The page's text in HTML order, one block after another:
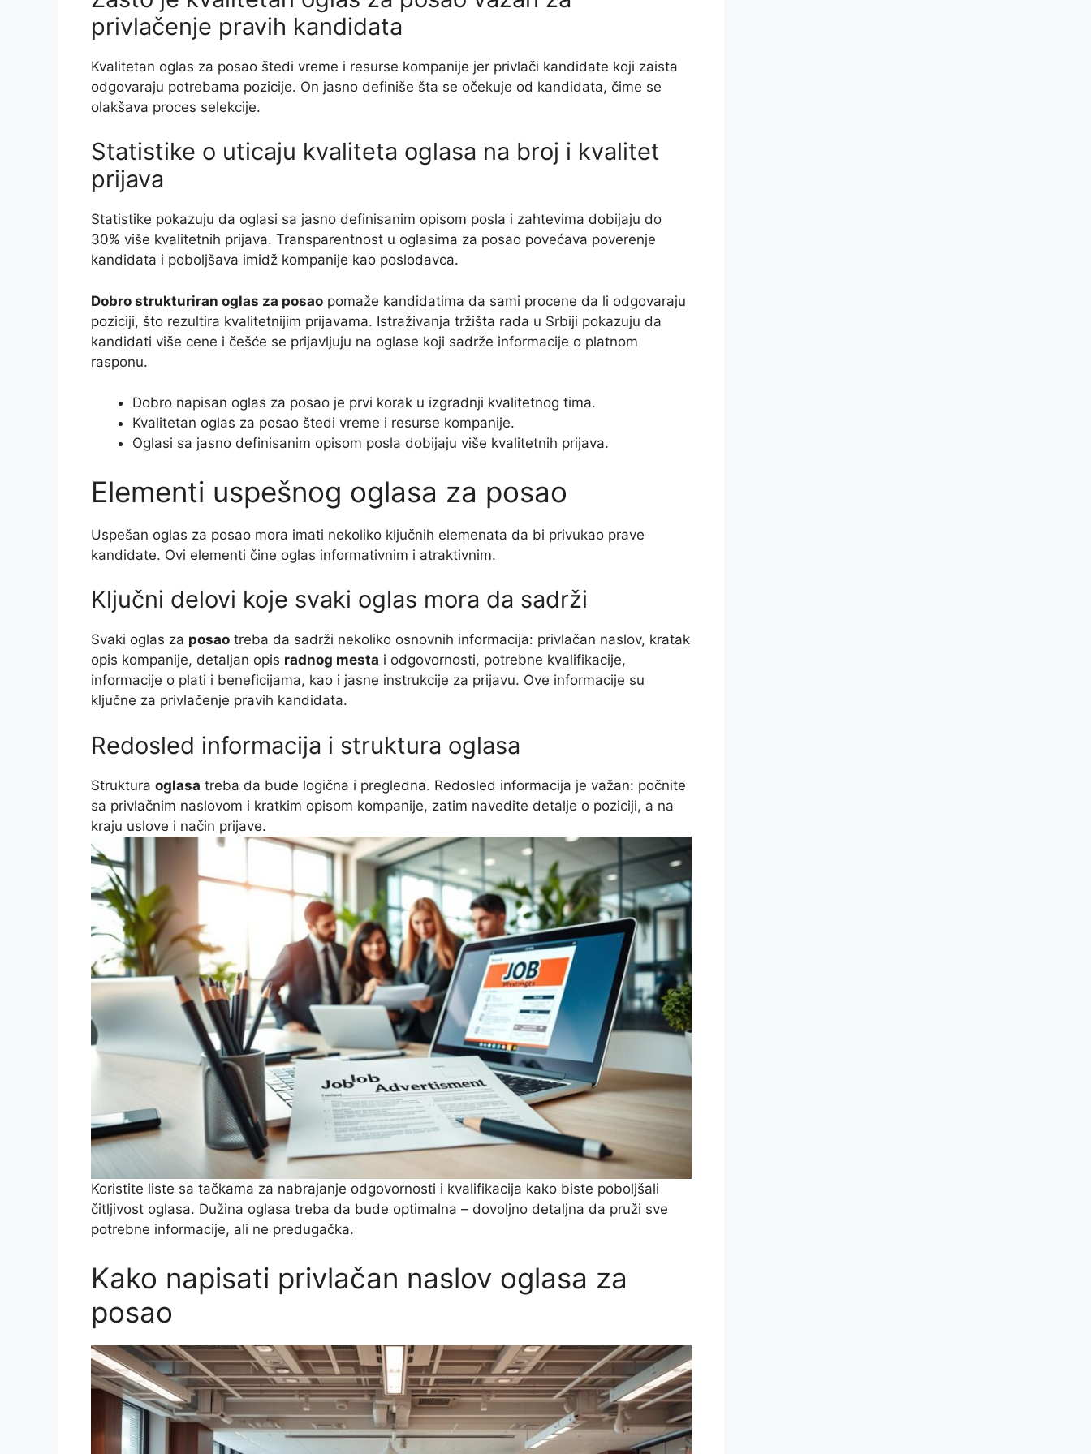
privlačenje pravih kandidata
Kvalitetan oglas za posao štedi vreme i resurse kompanije jer privlači kandidate koji zaista
odgovaraju potrebama pozicije. On jasno definiše šta se očekuje od kandidata, čime se
olakšava proces selekcije.
Statistike o uticaju kvaliteta oglasa na broj i kvalitet
prijava
Statistike pokazuju da oglasi sa jasno definisanim opisom posla i zahtevima dobijaju do
30% više kvalitetnih prijava. Transparentnost u oglasima za posao povećava poverenje
kandidata i poboljšava imidž kompanije kao poslodavca.
Dobro strukturiran oglas za posao pomaže kandidatima da sami procene da li odgovaraju
poziciji, što rezultira kvalitetnijim prijavama. Istraživanja tržišta rada u Srbiji pokazuju da
kandidati više cene i češće se prijavljuju na oglase koji sadrže informacije o platnom
rasponu.
Dobro napisan oglas za posao je prvi korak u izgradnji kvalitetnog tima.
Kvalitetan oglas za posao štedi vreme i resurse kompanije.
Oglasi sa jasno definisanim opisom posla dobijaju više kvalitetnih prijava.
Elementi uspešnog oglasa za posao
Uspešan oglas za posao mora imati nekoliko ključnih elemenata da bi privukao prave
kandidate. Ovi elementi čine oglas informativnim i atraktivnim.
Ključni delovi koje svaki oglas mora da sadrži
Svaki oglas za posao treba da sadrži nekoliko osnovnih informacija: privlačan naslov, kratak
opis kompanije, detaljan opis radnog mesta i odgovornosti, potrebne kvalifikacije,
informacije o plati i beneficijama, kao i jasne instrukcije za prijavu. Ove informacije su
ključne za privlačenje pravih kandidata.
Redosled informacija i struktura oglasa
Struktura oglasa treba da bude logična i pregledna. Redosled informacija je važan: počnite
sa privlačnim naslovom i kratkim opisom kompanije, zatim navedite detalje o poziciji, a na
kraju uslove i način prijave.
Koristite liste sa tačkama za nabrajanje odgovornosti i kvalifikacija kako biste poboljšali
čitljivost oglasa. Dužina oglasa treba da bude optimalna – dovoljno detaljna da pruži sve
potrebne informacije, ali ne predugačka.
Kako napisati privlačan naslov oglasa za
posao